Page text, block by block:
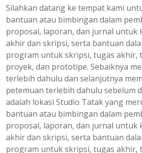
Silahkan datang ke tempat kami
bantuan atau bimbingan dalam
proposal, laporan, dan jurnal untuk
akhir dan skripsi, serta bantuan
program untuk skripsi, tugas akhir,
proyek, dan prototipe. Sebaiknya
terlebih dahulu dan selanjutnya
petemuan terlebih dahulu sebelum
adalah lokasi Studio Tatak yang
bantuan atau bimbingan dalam
proposal, laporan, dan jurnal untuk
akhir dan skripsi, serta bantuan
program untuk skripsi, tugas akhir,